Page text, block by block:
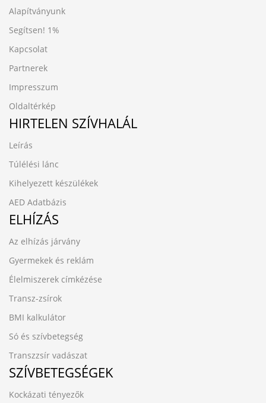
Alapítványunk
Segítsen! 1%
Kapcsolat
Partnerek
Impresszum
Oldaltérkép
HIRTELEN SZÍVHALÁL
Leírás
Túlélési lánc
Kihelyezett készülékek
AED Adatbázis
ELHÍZÁS
Az elhízás járvány
Gyermekek és reklám
Élelmiszerek címkézése
Transz-zsírok
BMI kalkulátor
Só és szívbetegség
Transzzsír vadászat
SZÍVBETEGSÉGEK
Kockázati tényezők